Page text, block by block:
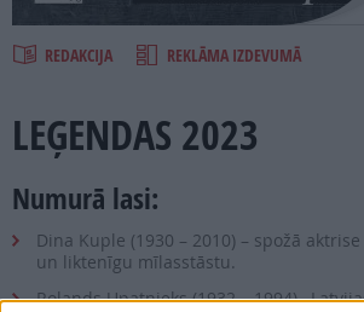
REDAKCIJA REKLĀMA IZDEVUMĀ
LEĢENDAS 2023
Numurā lasi:
Dina Kuple (1930 – 2010) – spožā
un liktenīgu mīlasstāstu.
Rolands Upatnieks (1932 – 1994)–